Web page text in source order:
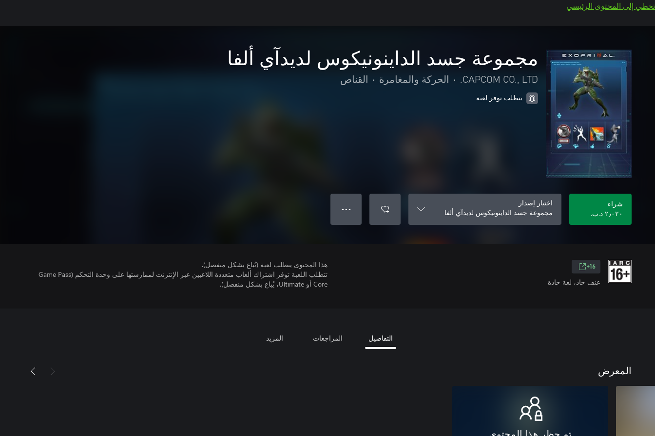
تخطي إلى المحتوى الرئيسي
مجموعة جسد الداينونيكوس لديدآي ألفا
CAPCOM CO., LTD.
• الحركة والمغامرة • القناص
يتطلب توفر لعبة
شراء
٢٫٠٢٠ د.ب.‏
اختيار إصدار
مجموعة جسد الداينونيكوس لديدآي ألفا
● ● ●
16+
عنف حاد، لغة حادة
هذا المحتوى يتطلب لعبة (تُباع بشكل منفصل).
تتطلب اللعبة توفر اشتراك ألعاب متعددة اللاعبين عبر الإنترنت لممارستها على وحدة التحكم (Game Pass
Core أو Ultimate، يُباع بشكل منفصل).
التفاصيل المراجعات المزيد
المعرض